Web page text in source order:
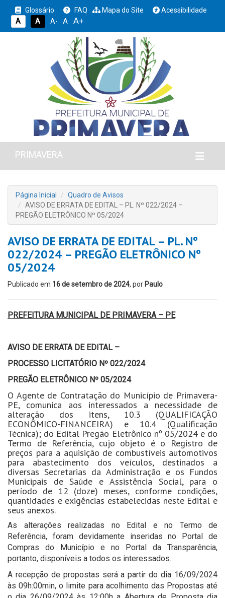
Glossário FAQ Mapa do Site
Acessibilidade
A
A A- A A+
PRIMAVERA
Página Inicial
Quadro de Avisos
AVISO DE ERRATA DE EDITAL – PL. Nº 022/2024 –
PREGÃO ELETRÔNICO Nº 05/2024
AVISO DE ERRATA DE EDITAL – PL. Nº
022/2024 – PREGÃO ELETRÔNICO Nº
05/2024
Publicado em 16 de setembro de 2024, por Paulo
PREFEITURA MUNICIPAL DE PRIMAVERA – PE
AVISO DE ERRATA DE EDITAL –
PROCESSO LICITATÓRIO Nº 022/2024
PREGÃO ELETRÔNICO Nº 05/2024
O Agente de Contratação do Município de Primavera-
PE, comunica aos interessados a necessidade de
alteração dos itens, 10.3 (QUALIFICAÇÃO
ECONÔMICO-FINANCEIRA) e 10.4 (Qualificação
Técnica); do Edital Pregão Eletrônico nº 05/2024 e do
Termo de Referência, cujo objeto é o Registro de
preços para a aquisição de combustíveis automotivos
para abastecimento dos veículos, destinados a
diversas Secretarias da Administração e os Fundos
Municipais de Saúde e Assistência Social, para o
período de 12 (doze) meses, conforme condições,
quantidades e exigências estabelecidas neste Edital e
seus anexos.
As alterações realizadas no Edital e no Termo de
Referência, foram devidamente inseridas no Portal de
Compras do Município e no Portal da Transparência,
portanto, disponíveis a todos os interessados.
A recepção de propostas será a partir do dia 16/09/2024
às 09h:00min, o limite para acolhimento das Propostas até